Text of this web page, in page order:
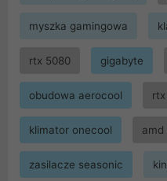
myszka gamingowa
rtx 5080 gigabyte
obudowa aerocool
klimator onecool amd
zasilacze seasonic